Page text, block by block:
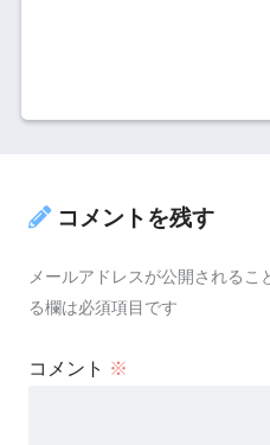
コメントを残す
メールアドレスが公開されるこ
る欄は必須項目です
コメント ※